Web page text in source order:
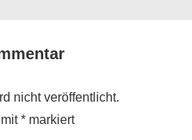
nicht veröffentlicht.
* markiert